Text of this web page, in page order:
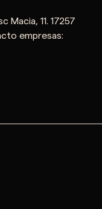
Macia, 11. 17257
empresas: